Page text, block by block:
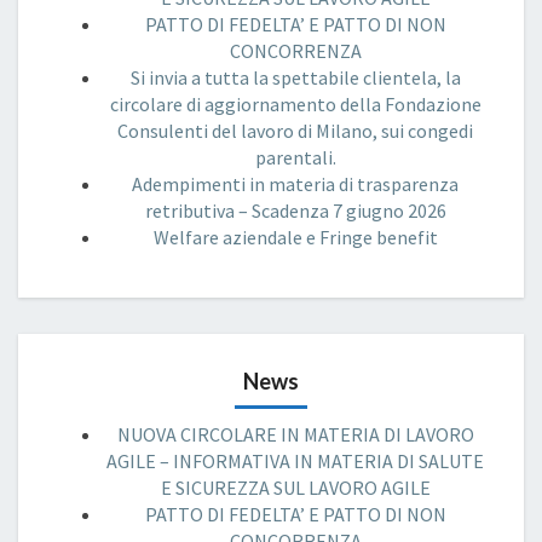
PATTO DI FEDELTA’ E PATTO DI NON
CONCORRENZA
Si invia a tutta la spettabile clientela, la
circolare di aggiornamento della Fondazione
Consulenti del lavoro di Milano, sui congedi
parentali.
Adempimenti in materia di trasparenza
retributiva – Scadenza 7 giugno 2026
Welfare aziendale e Fringe benefit
News
NUOVA CIRCOLARE IN MATERIA DI LAVORO
AGILE – INFORMATIVA IN MATERIA DI SALUTE
E SICUREZZA SUL LAVORO AGILE
PATTO DI FEDELTA’ E PATTO DI NON